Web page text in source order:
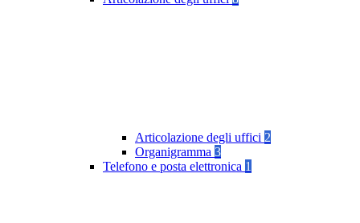
Articolazione degli uffici 2
Organigramma 3
Telefono e posta elettronica 1